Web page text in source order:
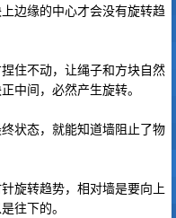
边缘的中心才会没有旋转趋
住不动，让绳子和方块自然
中间，必然产生旋转。
状态，就能知道墙阻止了物
旋转趋势，相对墙是要向上
往下的。